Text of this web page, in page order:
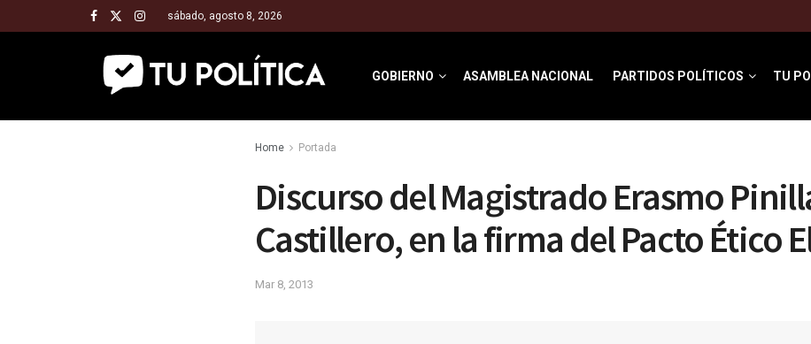
sábado, agosto 8, 2026
GOBIERNO ASAMBLEA NACIONAL PARTIDOS POLÍTICOS TU
Home Portada
Discurso del Magistrado Erasmo
Castillero, en la firma del Pacto Ético
Mar 8, 2013